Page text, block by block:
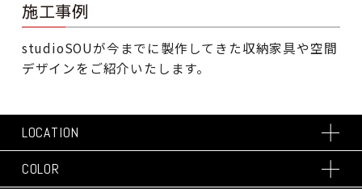
施工事例
studioSOUが今までに製作してきた収納家具や空間
デザインをご紹介いたします。
LOCATION
COLOR